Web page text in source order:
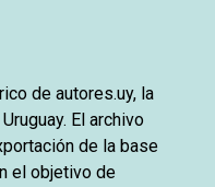
de autores.uy, la
El archivo
de la base
el objetivo de